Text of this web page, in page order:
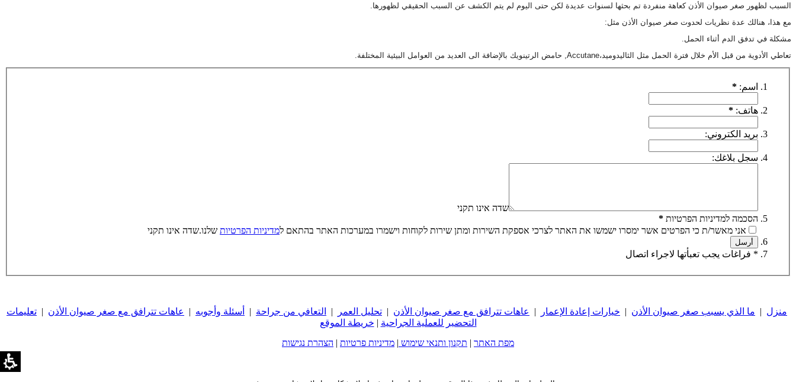
السبب لظهور صغر صيوان الأذن كعاهة منفردة تم بحثها لسنوات عديدة لكن حتى اليوم لم يتم الكشف عن السبب الحقيقي لظهورها.
مع هذا، هنالك عدة نظريات لحدوت صغر صيوان الأذن مثل:
مشكلة في تدفق الدم أثناء الحمل.
تعاطي الأدوية من قبل الأم خلال فترة الحمل مثل الثاليدوميد،Accutane , حامض الر تينويك بالإضافة الى العديد من العوامل البيئية المختلفة.
اسم: *
هاتف: *
بريد الكتروني:
سجل بلاغك:
שדה אינו תקני
הסכמה למדיניות הפרטיות *
אני מאשר/ת כי הפרטים אשר ימסרו ישמשו את האתר לצרכי אספקת השירות ומתן שירות לקוחות וישמרו במערכות האתר בהתאם למדיניות הפרטיות שלנו.שדה אינו תקני
* فراغات يجب تعبأتها لاجراء اتصال
منزل | ما الذي يسبب صغر صيوان الأذن | خيارات إعادة الإعمار | عاهات تترافق مع صغر صيوان الأذن | تحليل العمر | التعافي من جراحة | أسئلة وأجوبه | عاهات تترافق مع صغر صيوان الأذن | تعليمات
التحضير للعملية الجراحية | خريطة الموقع
מפת האתר | תקנון ותנאי שימוש | מדיניות פרטיות | הצהרת נגישות